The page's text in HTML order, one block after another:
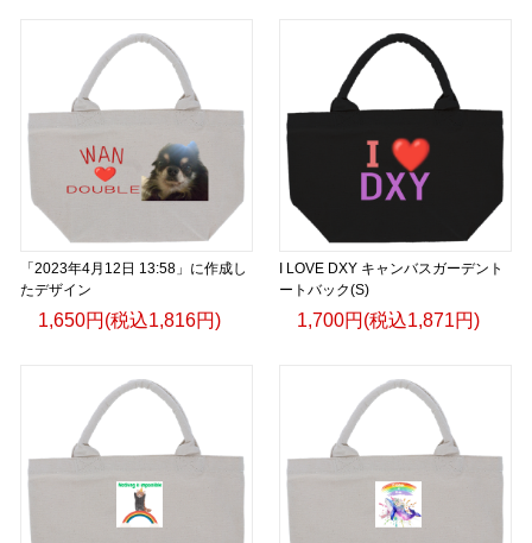
「2023年4月12日 13:58」に作成し
たデザイン
1,650円(税込1,816円)
I LOVE DXY キャンバスガーデント
ートバック(S)
1,700円(税込1,871円)